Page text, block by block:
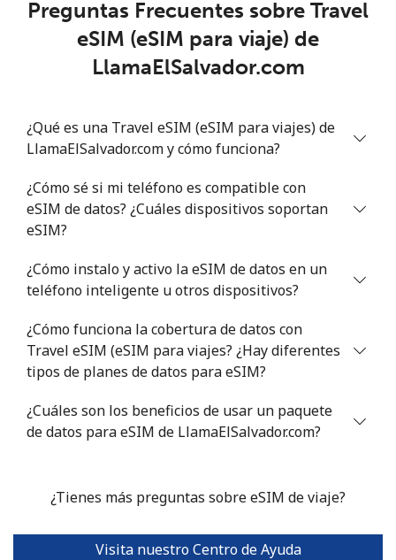
Preguntas Frecuentes sobre Travel
eSIM (eSIM para viaje) de
LlamaElSalvador.com
¿Qué es una Travel eSIM (eSIM para viajes) de
LlamaElSalvador.com y cómo funciona?
¿Cómo sé si mi teléfono es compatible con
eSIM de datos? ¿Cuáles dispositivos soportan
eSIM?
¿Cómo instalo y activo la eSIM de datos en un
teléfono inteligente u otros dispositivos?
¿Cómo funciona la cobertura de datos con
Travel eSIM (eSIM para viajes? ¿Hay diferentes
tipos de planes de datos para eSIM?
¿Cuáles son los beneficios de usar un paquete
de datos para eSIM de LlamaElSalvador.com?
¿Tienes más preguntas sobre eSIM de viaje?
Visita nuestro Centro de Ayuda